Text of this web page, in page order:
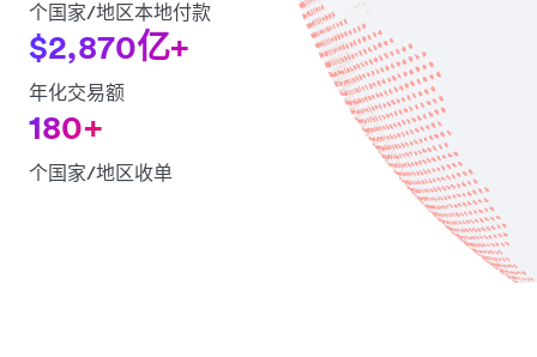
个国家/地区本地付款
$2,870亿+
年化交易额
180+
个国家/地区收单